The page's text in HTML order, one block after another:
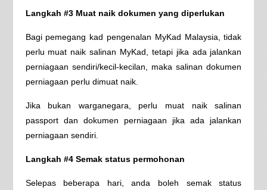
Langkah #3 Muat naik dokumen yang diperlukan
Bagi pemegang kad pengenalan MyKad Malaysia, tidak
perlu muat naik salinan MyKad, tetapi jika ada jalankan
perniagaan sendiri/kecil-kecilan, maka salinan dokumen
perniagaan perlu dimuat naik.
Jika bukan warganegara, perlu muat naik salinan
passport dan dokumen perniagaan jika ada jalankan
perniagaan sendiri.
Langkah #4 Semak status permohonan
Selepas beberapa hari, anda boleh semak status